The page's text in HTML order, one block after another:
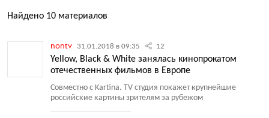
Найдено 10 материалов
nontv 31.01.2018 в 09:35 12
Yellow, Black & White занялась кинопрокатом
отечественных фильмов в Европе
Совместно с Kartina. TV студия покажет крупнейшие
российские картины зрителям за рубежом